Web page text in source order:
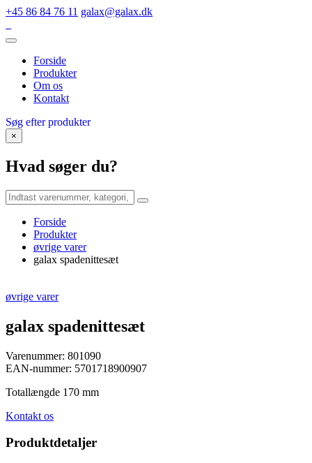
+45 86 84 76 11 galax@galax.dk
Forside
Produkter
Om os
Kontakt
Søg efter produkter
×
Hvad søger du?
Forside
Produkter
øvrige varer
galax spadenittesæt
øvrige varer
galax spadenittesæt
Varenummer: 801090
EAN-nummer: 5701718900907
Totallængde 170 mm
Kontakt os
Produktdetaljer